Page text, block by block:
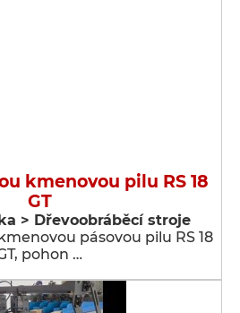
kmenovou pilu RS 18
GT
> Dřevoobráběcí stroje
pásovou pilu RS 18
pohon …